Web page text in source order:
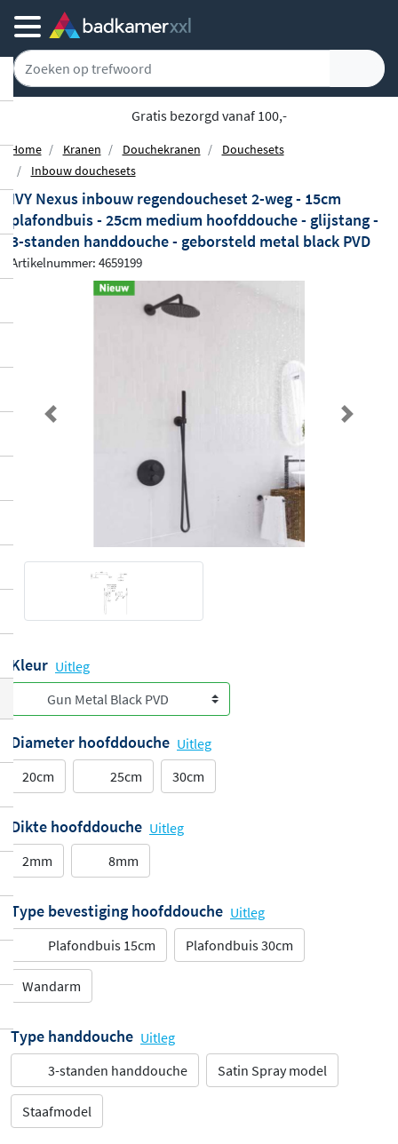
Gratis bezorgd vanaf 100,-
Home Kranen Douchekranen
Douchesets
Inbouw douchesets
IVY Nexus inbouw regendoucheset 2-weg - 15cm
plafondbuis - 25cm medium hoofddouche - glijstang -
3-standen handdouche - geborsteld metal black PVD
Artikelnummer: 4659199
Previous Next
Kleur Uitleg
Diameter hoofddouche Uitleg
20cm
25cm 30cm
Dikte hoofddouche Uitleg
2mm
8mm
Type bevestiging hoofddouche Uitleg
Plafondbuis 15cm
Plafondbuis 30cm
Wandarm
Type handdouche Uitleg
3-standen handdouche
Satin Spray model
Staafmodel